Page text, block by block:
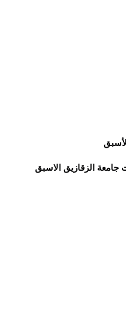
جامعة الزقازيق الاسبق